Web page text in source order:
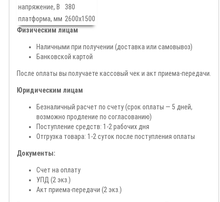
напряжение, В
380
платформа, мм 2600х1500
Физическим лицам
Наличными при получении (доставка или самовывоз)
Банковской картой
После оплаты вы получаете кассовый чек и акт приема-передачи.
Юридическим лицам
Безналичный расчет по счету (срок оплаты — 5 дней,
возможно продление по согласованию)
Поступление средств: 1-2 рабочих дня
Отгрузка товара: 1-2 суток после поступления оплаты
Документы:
Счет на оплату
УПД (2 экз.)
Акт приема-передачи (2 экз.)